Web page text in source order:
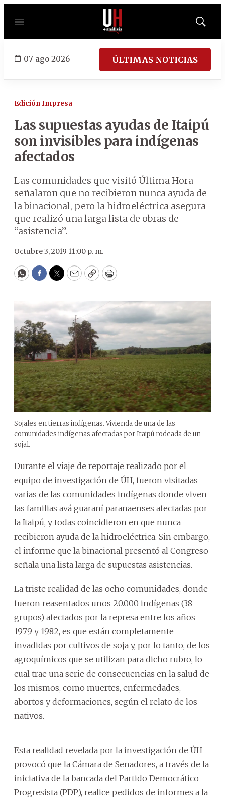
Menú
Mostrar
07 ago 2026 ÚLTIMAS NOTICIAS
Edición Impresa
Las supuestas ayudas de Itaipú
son invisibles para indígenas
afectados
Las comunidades que visitó Última Hora
señalaron que no recibieron nunca ayuda de
la binacional, pero la hidroeléctrica asegura
que realizó una larga lista de obras de
“asistencia”.
Octubre 3, 2019 11:00 p. m.
WhatsApp
Facebook
Twitter
EmailCopyPrint
Sojales en tierras indígenas. Vivienda de una de las
comunidades indígenas afectadas por Itaipú rodeada de un
sojal.
Durante el viaje de reportaje realizado por el
equipo de investigación de ÚH, fueron visitadas
varias de las comunidades indígenas donde viven
las familias avá guaraní paranaenses afectadas por
la Itaipú, y todas coincidieron en que nunca
recibieron ayuda de la hidroeléctrica. Sin embargo,
el informe que la binacional presentó al Congreso
señala una lista larga de supuestas asistencias.
La triste realidad de las ocho comunidades, donde
fueron reasentados unos 20.000 indígenas (38
grupos) afectados por la represa entre los años
1979 y 1982, es que están completamente
invadidas por cultivos de soja y, por lo tanto, de los
agroquímicos que se utilizan para dicho rubro, lo
cual trae una serie de consecuencias en la salud de
los mismos, como muertes, enfermedades,
abortos y deformaciones, según el relato de los
nativos.
Esta realidad revelada por la investigación de ÚH
provocó que la Cámara de Senadores, a través de la
iniciativa de la bancada del Partido Democrático
Progresista (PDP), realice pedidos de informes a la